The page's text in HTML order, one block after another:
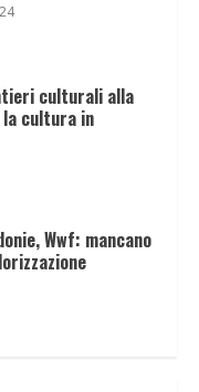
culturali alla
cultura in
Wwf: mancano